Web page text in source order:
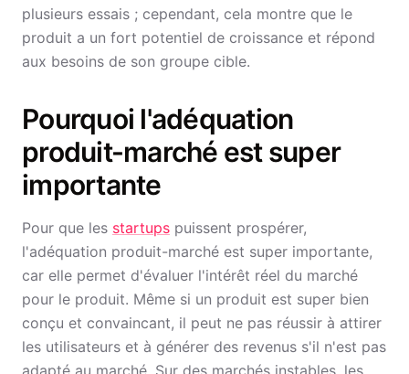
plusieurs essais ; cependant, cela montre que le
produit a un fort potentiel de croissance et répond
aux besoins de son groupe cible.
Pourquoi l'adéquation
produit-marché est super
importante
Pour que les startups puissent prospérer,
l'adéquation produit-marché est super importante,
car elle permet d'évaluer l'intérêt réel du marché
pour le produit. Même si un produit est super bien
conçu et convaincant, il peut ne pas réussir à attirer
les utilisateurs et à générer des revenus s'il n'est pas
adapté au marché. Sur des marchés instables, les